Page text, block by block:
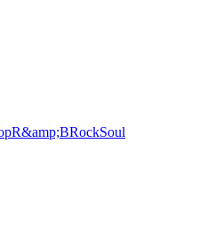
R&amp;BRockSoul